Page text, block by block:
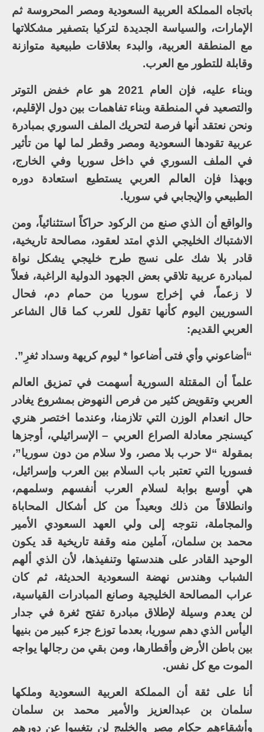
باتجاه المملكة العربية السعودية ومصر المحروسة ثم
الإمارات، والسياسة الجديدة لتركيا بتصفير مشكلاتها
مع المنطقة العربية، والبدء بعلاقات طبيعية متوازنة
وقابلة للتطور مع العرب.
وبناء عليه، فإن العام 2021 هو عام خفض التوتر
والتصعيد في المنطقة وبناء تفاهمات بين دول الإقليم،
ونحن نعتقد أنها فرصة لتحريك الملف السوري بمبادرة
عربية تقودها السعودية ومصر وقطر لما لها من تأثير
في الملف السوري في داخل سوريا وفي الخارج،
وبهذا فإن العالم العربي يستطيع استعادة دوره
الطبيعي والإيجابي في سوريا.
والواقع أن الذي صنع من الركود حراكاً استثنائياً، ومن
الاشتباك الخليجي الذي امتد لعقود، مصالحة تاريخية،
قادر بلا شك على نسج طرح خليجي يشكل نواة
لمبادرة عربية تلاقي بعض الجهود الدولية الراغبة، فعلاً
لا زعماً، في إخراج سوريا من حمام دم، فحال
السوريين اليوم كأنها تقول للعرب كما قال الشاعر
العربي القديم:
“أضاعوني وأي فتى أضاعوا * ليوم كريهة وسداد ثغرِ”.
علماً أن المقتلة السورية أسهمت في تمزيق العالم
العربي وتقويض كثير من فرص النهوض بمشروع يغادر
حال انعدام الوزن التي تلازمنا، وعندما اختصر هنري
كيسنجر معادلة الصراع العربي – الإسرائيلي، أوجزها
بمقولة “لا حرب بلا مصر، ولا سلام من دون سوريا”،
فسوريا التي تعتبر باب السلام بين العرب وإسرائيل،
هي أوسع بوابة لسلام العرب أنفسهم وسلمهم،
وانطلاقاً من ذلك وبعيداً من كل أشكال المحاباة
والمجاملة، نتوجه إلى ولي العهد السعودي الأمير
محمد بن سلمان، آملين منه وقفة تاريخية قد يكون
الوحيد القادر على هندستها وتنفيذها، لأن الذي ألهم
الشباب وهندس نهضة السعودية الحديثة، ثم كان
عراب المصالحة الخليجية وصانع المبادرات القياسية،
لن يعدم وسيلة لإطلاق مبادرة تفتح ثغرة في جدار
اليأس الذي دهم سوريا، بعدما توزع جزء كبير من بنيها
بين باطن الأرض وأقطارها، ومن بقي من رجالها يواجه
الموت مع كل نفس.
أنا على ثقة أن المملكة العربية السعودية وملكها
سلمان بن عبدالعزيز والأمير محمد بن سلمان
وأشقاءهم حكام مصر والخليج لن يتغيبوا عن دورهم